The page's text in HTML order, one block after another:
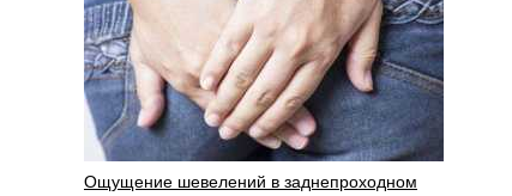
Ощущение шевелений в заднепроходном